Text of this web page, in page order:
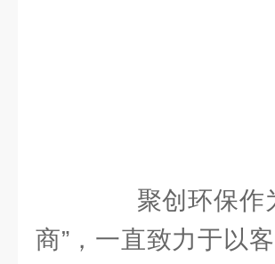
聚创环保作为
商”，一直致力于以